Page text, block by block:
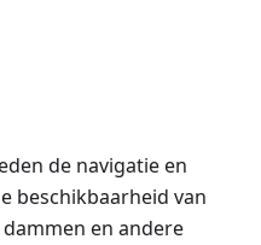
de navigatie en
beschikbaarheid van
en andere